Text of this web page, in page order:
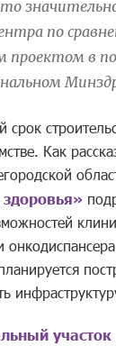
по
проектом в
срок
Как
участок